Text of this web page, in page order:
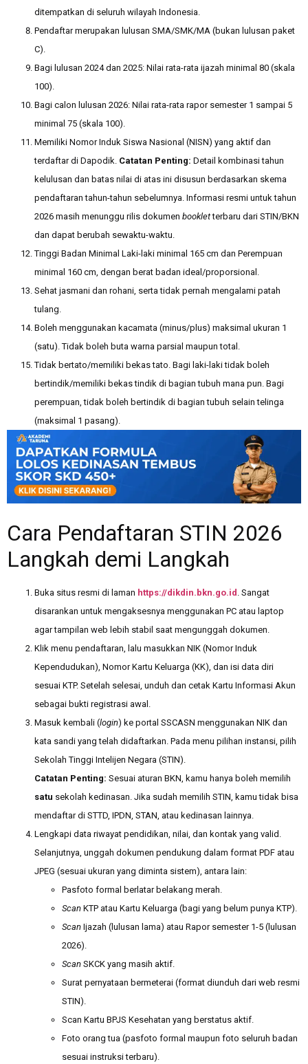
ditempatkan di seluruh wilayah Indonesia.
Pendaftar merupakan lulusan SMA/SMK/MA (bukan lulusan paket
C).
Bagi lulusan 2024 dan 2025: Nilai rata-rata ijazah minimal 80 (skala
100).
Bagi calon lulusan 2026: Nilai rata-rata rapor semester 1 sampai 5
minimal 75 (skala 100).
Memiliki Nomor Induk Siswa Nasional (NISN) yang aktif dan
terdaftar di Dapodik. Catatan Penting: Detail kombinasi tahun
kelulusan dan batas nilai di atas ini disusun berdasarkan skema
pendaftaran tahun-tahun sebelumnya. Informasi resmi untuk tahun
2026 masih menunggu rilis dokumen bookletterbaru dari STIN/BKN
dan dapat berubah sewaktu-waktu.
Tinggi Badan Minimal Laki-laki minimal 165 cm dan Perempuan
minimal 160 cm, dengan berat badan ideal/proporsional.
Sehat jasmani dan rohani, serta tidak pernah mengalami patah
tulang.
Boleh menggunakan kacamata (minus/plus) maksimal ukuran 1
(satu). Tidak boleh buta warna parsial maupun total.
Tidak bertato/memiliki bekas tato. Bagi laki-laki tidak boleh
bertindik/memiliki bekas tindik di bagian tubuh mana pun. Bagi
perempuan, tidak boleh bertindik di bagian tubuh selain telinga
(maksimal 1 pasang).
Cara Pendaftaran STIN 2026
Langkah demi Langkah
Buka situs resmi di laman https://dikdin.bkn.go.id . Sangat
disarankan untuk mengaksesnya menggunakan PC atau laptop
agar tampilan web lebih stabil saat mengunggah dokumen.
Klik menu pendaftaran, lalu masukkan NIK (Nomor Induk
Kependudukan), Nomor Kartu Keluarga (KK), dan isi data diri
sesuai KTP. Setelah selesai, unduh dan cetak Kartu Informasi Akun
sebagai bukti registrasi awal.
Masuk kembali (login) ke portal SSCASN menggunakan NIK dan
kata sandi yang telah didaftarkan. Pada menu pilihan instansi, pilih
Sekolah Tinggi Intelijen Negara (STIN).
Catatan Penting: Sesuai aturan BKN, kamu hanya boleh memilih
satu sekolah kedinasan. Jika sudah memilih STIN, kamu tidak bisa
mendaftar di STTD, IPDN, STAN, atau kedinasan lainnya.
Lengkapi data riwayat pendidikan, nilai, dan kontak yang valid.
Selanjutnya, unggah dokumen pendukung dalam format PDF atau
JPEG (sesuai ukuran yang diminta sistem), antara lain:
Pasfoto formal berlatar belakang merah.
Scan KTP atau Kartu Keluarga (bagi yang belum punya KTP).
Scan Ijazah (lulusan lama) atau Rapor semester 1-5 (lulusan
2026).
Scan SKCK yang masih aktif.
Surat pernyataan bermeterai (format diunduh dari web resmi
STIN).
Scan Kartu BPJS Kesehatan yang berstatus aktif.
Foto orang tua (pasfoto formal maupun foto seluruh badan
sesuai instruksi terbaru).